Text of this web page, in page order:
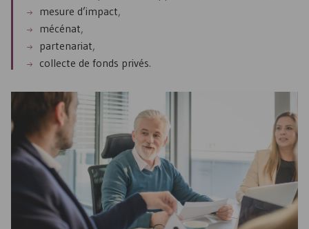
mesure d’impact,
mécénat,
partenariat,
collecte de fonds privés.